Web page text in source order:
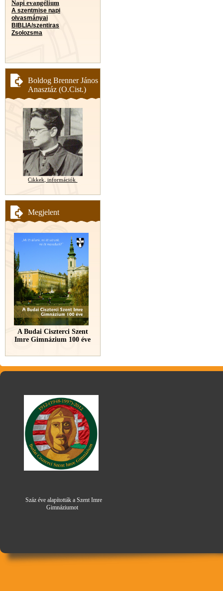
Napi evangélium
A szentmise napi
olvasmányai
BIBLIA/szentiras
Zsolozsma
Boldog Brenner János
Anasztáz (O.Cist.)
Cikkek, információk
Megjelent
A Budai Ciszterci Szent
Imre Gimnázium 100 éve
Száz éve alapították a Szent Imre
Gimnáziumot